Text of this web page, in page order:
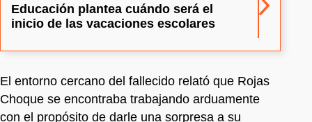
Educación plantea cuándo será el
inicio de las vacaciones escolares
El entorno cercano del fallecido relató que Rojas
Choque se encontraba trabajando arduamente
con el propósito de darle una sorpresa a su